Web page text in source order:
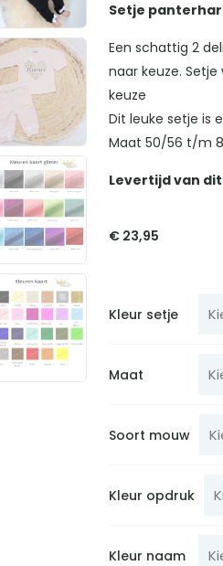
Setje
Een schattig 2
naar keuze.
keuze
Dit leuke setje is
Maat 50/56 t/m
Levertijd van
€ 23,95
Kleur setje
Maat
Soort mouw
Kleur opdruk
Kleur naam